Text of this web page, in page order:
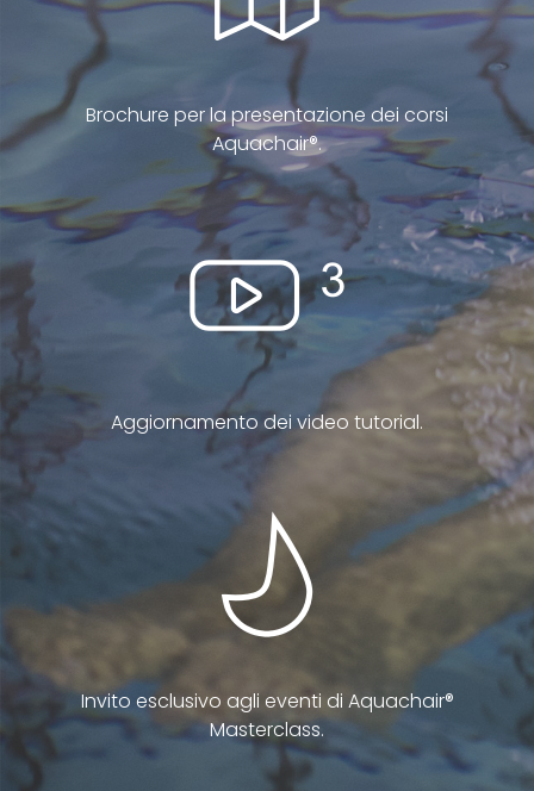
Brochure per la presentazione dei corsi
Aquachair®.
Aggiornamento dei video tutorial.
Invito esclusivo agli eventi di Aquachair®
Masterclass.